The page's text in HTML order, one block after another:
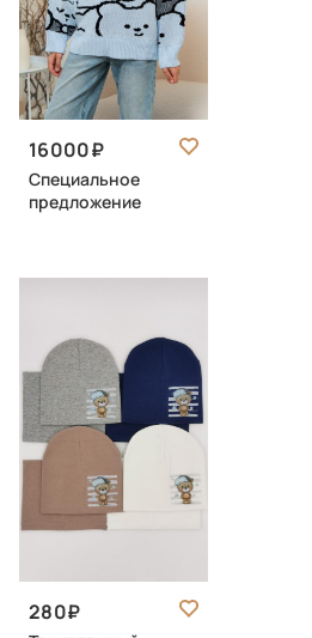
16000
Специальное
предложение
280